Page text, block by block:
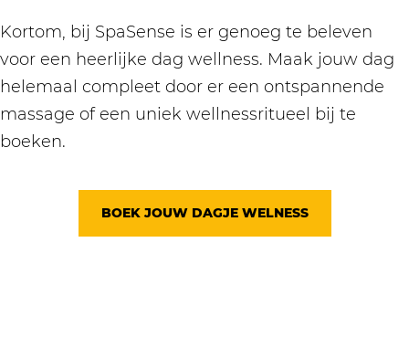
Kortom, bij SpaSense is er genoeg te beleven
voor een heerlijke dag wellness. Maak jouw dag
helemaal compleet door er een ontspannende
massage of een uniek wellnessritueel bij te
boeken.
BOEK JOUW DAGJE WELNESS